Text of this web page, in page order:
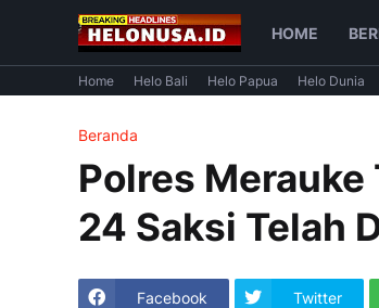
HOME
Home Helo Bali Helo Papua Helo Dunia
Beranda
Polres
24 Saksi Telah
Facebook Twitter